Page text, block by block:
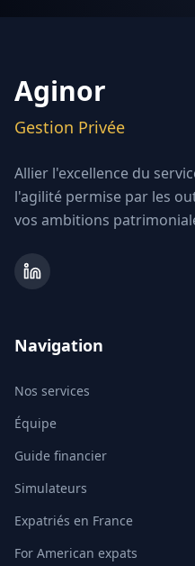
Aginor
Gestion Privée
Allier l'excellence du
l'agilité permise par les
vos ambitions
Navigation
Nos services
Équipe
Guide financier
Simulateurs
Expatriés en France
For American expats